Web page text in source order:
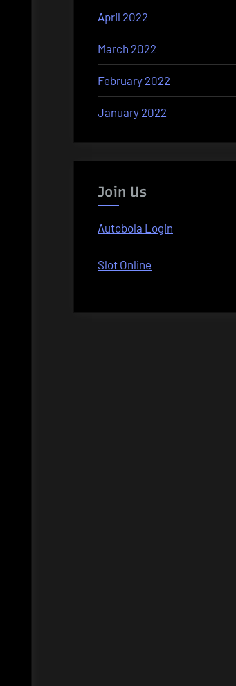
April 2022
March 2022
February 2022
January 2022
Join Us
Autobola Login
Slot Online